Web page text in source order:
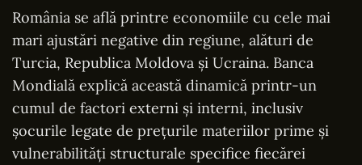
România se află printre economiile cu cele mai
mari ajustări negative din regiune, alături de
Turcia, Republica Moldova și Ucraina. Banca
Mondială explică această dinamică printr-un
cumul de factori externi și interni, inclusiv
șocurile legate de prețurile materiilor prime și
vulnerabilități structurale specifice fiecărei